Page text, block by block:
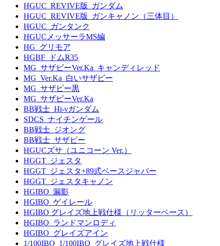
HGUC_REVIVE版_ガンダム
HGUC_REVIVE版_ガンキャノン（三体目）
HGUC_ガンタンク
HGUCメッサーラMS編
HG_グリモア
HGBF_ドムR35
MG_サザビーVer.Ka_キャンディレッド
MG_Ver.Ka_白いサザビー
MG_サザビー黒
MG_サザビーVer.Ka
BB戦士_Hi-νガンダム
SDCS_ナイチンゲール
BB戦士_ジオング
BB戦士_サザビー
HGUCズサ（ユニコーン Ver.）
HGGT_ジェスタ
HGGT_ジェスタ+89式ベースジャバー
HGGT_ジェスタキャノン
HGIBO_漏影
HGIBO_ゲイレール
HGIBO グレイズ地上戦仕様（リッターベース）
HGIBO_ランドマンロディ
HGIBO_グレイズアイン
1/100IBO_1/100IBO_グレイズ地上戦仕様